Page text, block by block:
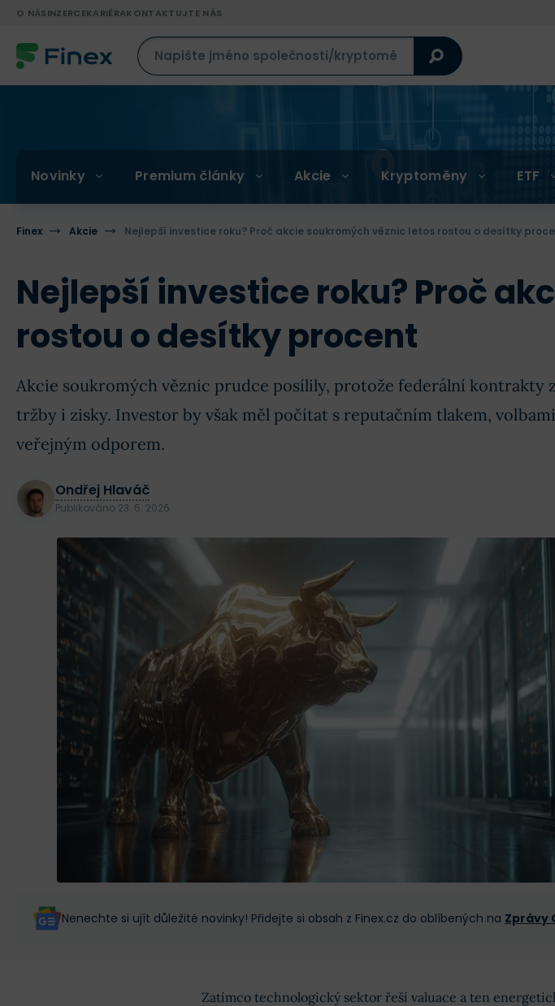
O NÁSINZERCEKARIÉRAKONTAKTUJTE NÁS
Novinky Premium články Akcie Kryptoměny ETF
Finex Akcie Nejlepší investice roku? Proč akcie soukromých věznic letos rostou o desítky
Nejlepší investice roku? Proč
rostou o desítky procent
Akcie soukromých věznic prudce posílily, protože federální kontrakty
tržby i zisky. Investor by však měl počítat s reputačním tlakem,
veřejným odporem.
Ondřej Hlaváč
Publikováno 23. 6. 2026
Nenechte si ujít důležité novinky! Přidejte si obsah z Finex.cz do oblíbených na Zprávy
Zatímco technologický sektor řeší valuace a ten